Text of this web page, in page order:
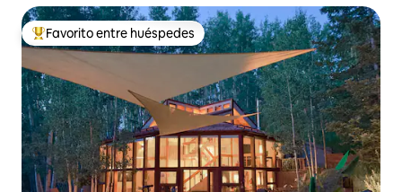
Favorito entre huéspedes preferido
Favorito entre huéspedes